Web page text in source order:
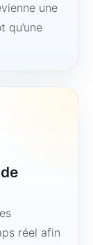
une
qu’une
réel afin